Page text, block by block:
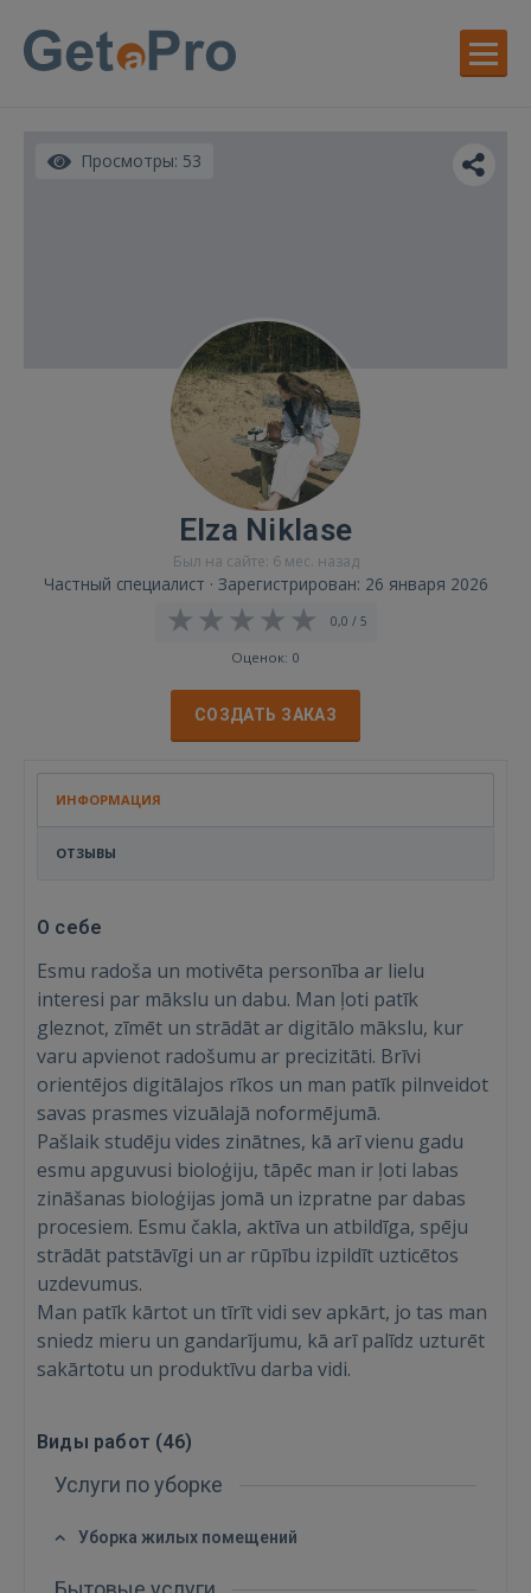
Просмотры: 53
Elza Niklase
Был на сайте: 6 мес. назад
Частный специалист · Зарегистрирован: 26 января 2026
0,0 / 5
Оценок: 0
СОЗДАТЬ ЗАКАЗ
ИНФОРМАЦИЯ
ОТЗЫВЫ
О себе
Esmu radoša un motivēta personība ar lielu
interesi par mākslu un dabu. Man ļoti patīk
gleznot, zīmēt un strādāt ar digitālo mākslu, kur
varu apvienot radošumu ar precizitāti. Brīvi
orientējos digitālajos rīkos un man patīk pilnveidot
savas prasmes vizuālajā noformējumā.
Pašlaik studēju vides zinātnes, kā arī vienu gadu
esmu apguvusi bioloģiju, tāpēc man ir ļoti labas
zināšanas bioloģijas jomā un izpratne par dabas
procesiem. Esmu čakla, aktīva un atbildīga, spēju
strādāt patstāvīgi un ar rūpību izpildīt uzticētos
uzdevumus.
Man patīk kārtot un tīrīt vidi sev apkārt, jo tas man
sniedz mieru un gandarījumu, kā arī palīdz uzturēt
sakārtotu un produktīvu darba vidi.
Виды работ (46)
Услуги по уборке
Уборка жилых помещений